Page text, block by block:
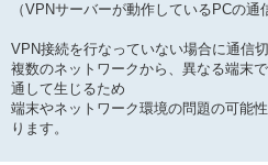
（VPNサーバーが動作しているPCの通
VPN接続を行なっていない場合に通信
複数のネットワークから、異なる端末
通して生じるため
端末やネットワーク環境の問題の可能
ります。